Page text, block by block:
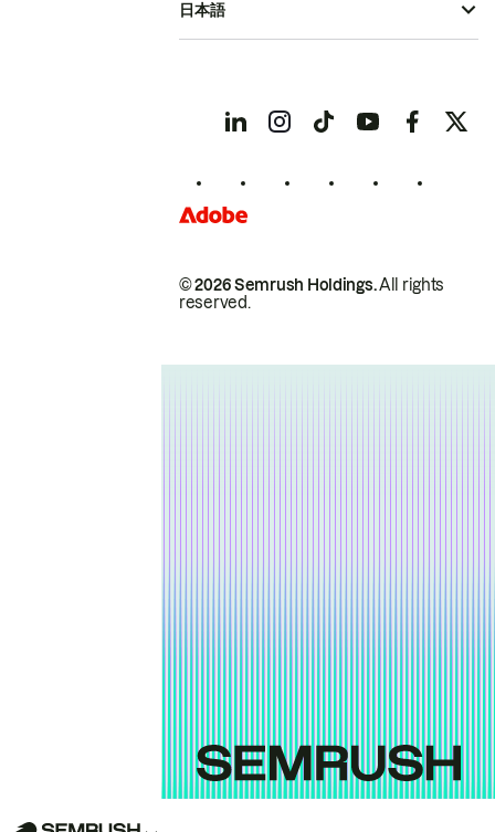
© 2026 Semrush Holdings.All rights
reserved.
日本語